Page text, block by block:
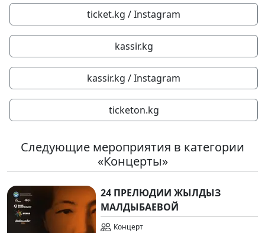
ticket.kg / Instagram
kassir.kg
kassir.kg / Instagram
ticketon.kg
Следующие мероприятия в категории
«Концерты»
24 ПРЕЛЮДИИ ЖЫЛДЫЗ
МАЛДЫБАЕВОЙ
Концерт